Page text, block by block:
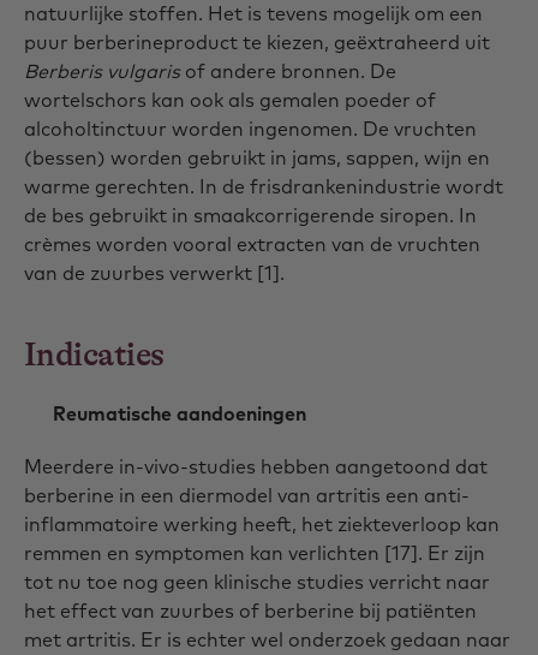
natuurlijke stoffen. Het is tevens mogelijk om een
puur berberineproduct te kiezen, geëxtraheerd uit
Berberis vulgaris of andere bronnen. De
wortelschors kan ook als gemalen poeder of
alcoholtinctuur worden ingenomen. De vruchten
(bessen) worden gebruikt in jams, sappen, wijn en
warme gerechten. In de frisdrankenindustrie wordt
de bes gebruikt in smaakcorrigerende siropen. In
crèmes worden vooral extracten van de vruchten
van de zuurbes verwerkt [1].
Indicaties
Reumatische aandoeningen
Meerdere in-vivo-studies hebben aangetoond dat
berberine in een diermodel van artritis een anti-
inflammatoire werking heeft, het ziekteverloop kan
remmen en symptomen kan verlichten [17]. Er zijn
tot nu toe nog geen klinische studies verricht naar
het effect van zuurbes of berberine bij patiënten
met artritis. Er is echter wel onderzoek gedaan naar